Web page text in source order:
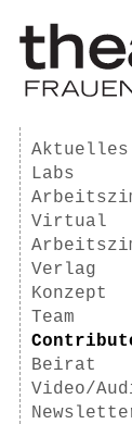
Aktuelles
Labs
Virtual
Verlag
Konzept
Team
Beirat
Video/